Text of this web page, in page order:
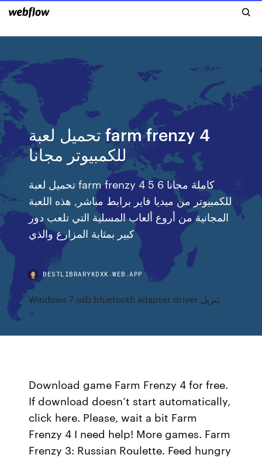
تحميل لعبة farm frenzy 4
للكمبيوتر مجانا
تحميل لعبة farm frenzy 4 5 6 كاملة مجانا
للكمبيوتر من ميديا فاير برابط مباشر, هذه اللعبة
المجانية من أروع ألعاب المسلية التي تلعب دور
كبير بمثابة المزارع والذي
BESTLIBRARYKDXK.WEB.APP
Windows 7 usb bluetooth adapter driver تنزيل
Download game Farm Frenzy 4 for free.
If download doesn’t start automatically,
click here. Please, wait a bit Farm
Frenzy 4 I need help! More games. Farm
Frenzy 3: Russian Roulette. Feed hungry